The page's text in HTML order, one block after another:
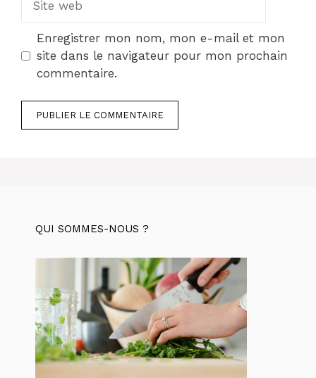
Enregistrer mon nom, mon e-mail et mon
site dans le navigateur pour mon prochain
commentaire.
QUI SOMMES-NOUS ?